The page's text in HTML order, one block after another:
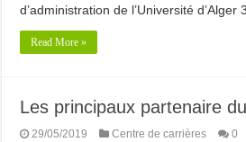
d’administration de l’Université d’Alger 3
Read More »
Les principaux partenaire
29/05/2019 Centre de carrières 0